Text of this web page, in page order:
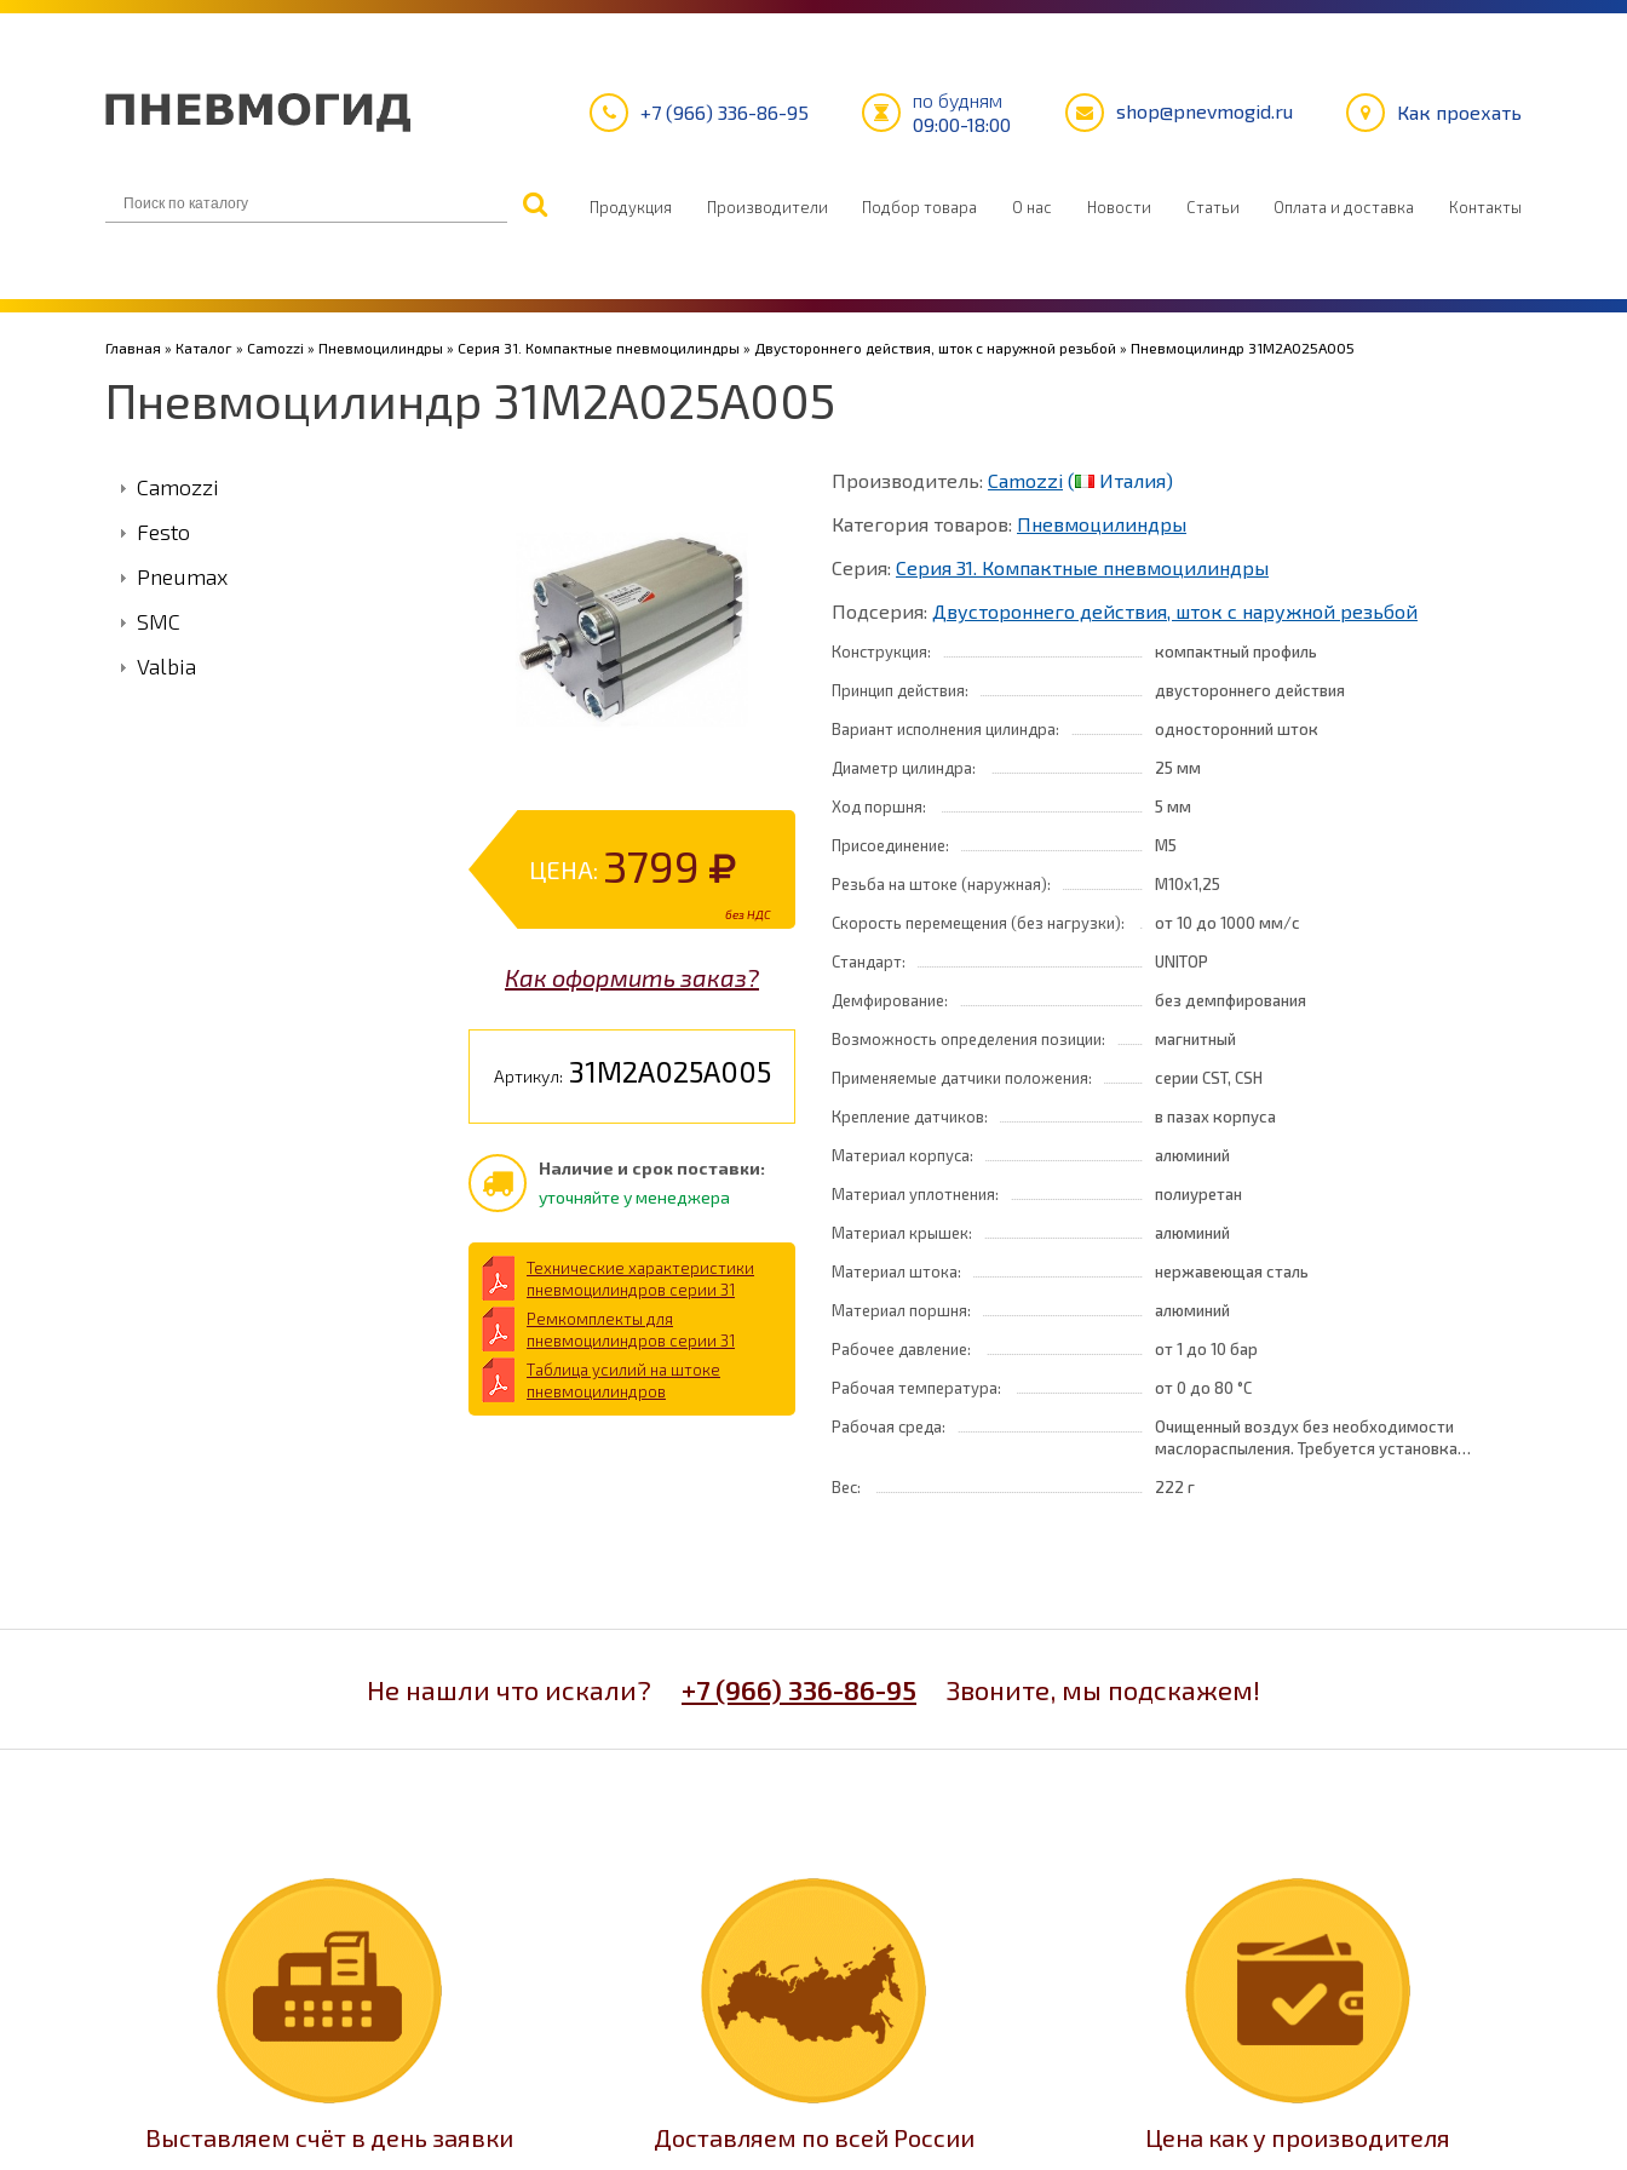
+7 (966) 336-86-95
по будням
09:00-18:00
shop@pnevmogid.ru Как проехать
Продукция Производители Подбор товара О нас Новости Статьи Оплата и доставка Контакты
Главная » Каталог » Camozzi » Пневмоцилиндры » Серия 31. Компактные пневмоцилиндры » Двустороннего действия, шток с наружной резьбой » Пневмоцилиндр 31M2A025A005
Пневмоцилиндр 31M2A025A005
Camozzi
Festo
Pneumax
SMC
Valbia
ЦЕНА: 3799
без НДС
Как оформить заказ?
Артикул: 31M2A025A005
Наличие и срок поставки:
уточняйте у менеджера
Технические характеристики
пневмоцилиндров серии 31
Ремкомплекты для
пневмоцилиндров серии 31
Таблица усилий на штоке
пневмоцилиндров
Производитель: Camozzi (
Италия)
Категория товаров: Пневмоцилиндры
Серия: Серия 31. Компактные пневмоцилиндры
Подсерия: Двустороннего действия, шток с наружной резьбой
Конструкция:
компактный профиль
Принцип действия:
двустороннего действия
Вариант исполнения цилиндра:
односторонний шток
Диаметр цилиндра:
25 мм
Ход поршня:
5 мм
Присоединение:
M5
Резьба на штоке (наружная):
M10x1,25
Скорость перемещения (без нагрузки):
от 10 до 1000 мм/с
Стандарт:
UNITOP
Демфирование:
без демпфирования
Возможность определения позиции:
магнитный
Применяемые датчики положения:
серии CST, CSH
Крепление датчиков:
в пазах корпуса
Материал корпуса:
алюминий
Материал уплотнения:
полиуретан
Материал крышек:
алюминий
Материал штока:
нержавеющая сталь
Материал поршня:
алюминий
Рабочее давление:
от 1 до 10 бар
Рабочая температура:
от 0 до 80 °C
Рабочая среда:
Очищенный воздух без необходимости
маслораспыления. Требуется установка
обеспечивающего класс очистки воздуха по
Вес: 222 г
Не нашли что искали? +7 (966) 336-86-95 Звоните, мы подскажем!
Выставляем счёт в день заявки Доставляем по всей России Цена как у производителя